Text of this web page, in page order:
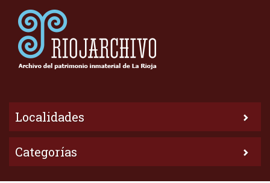
Localidades
Categorías